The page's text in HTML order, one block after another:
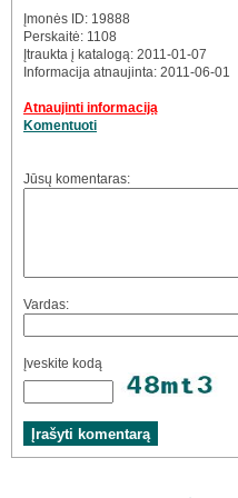
Įmonės ID: 19888
Perskaitė: 1108
Įtraukta į katalogą: 2011-01-07
Informacija atnaujinta: 2011-06-01
Atnaujinti informaciją
Komentuoti
Jūsų komentaras:
Vardas:
Įveskite kodą